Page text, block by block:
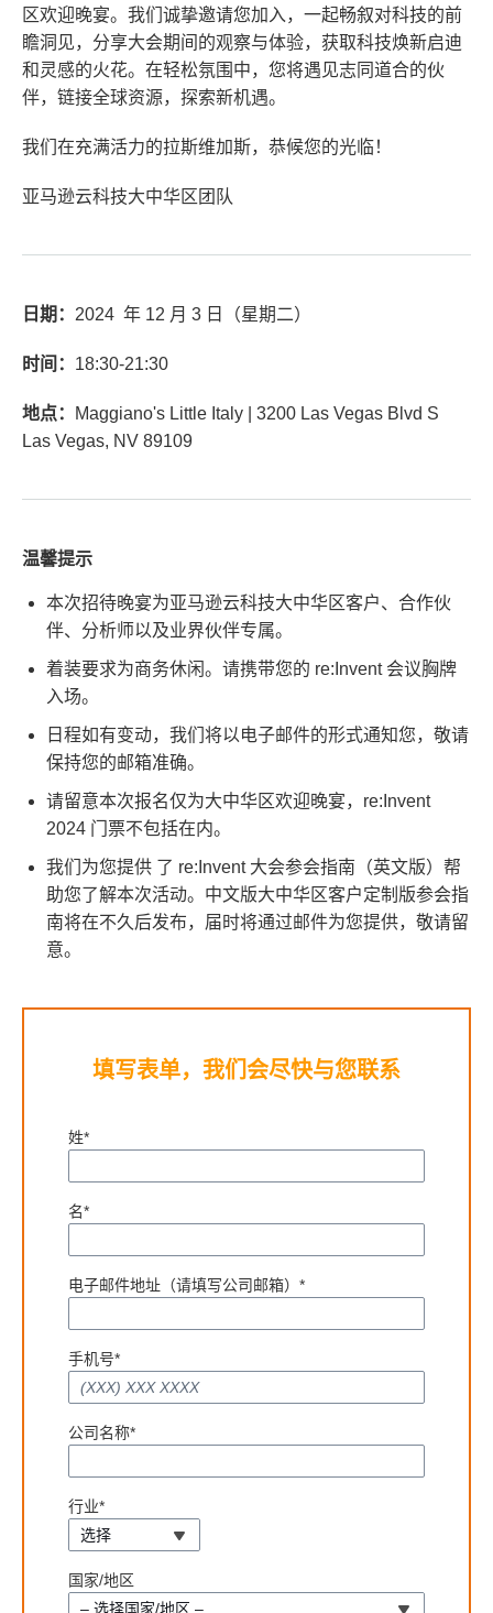
区欢迎晚宴。我们诚挚邀请您加入，一起畅叙对科技的前
瞻洞见，分享大会期间的观察与体验，获取科技焕新启迪
和灵感的火花。在轻松氛围中，您将遇见志同道合的伙
伴，链接全球资源，探索新机遇。
我们在充满活力的拉斯维加斯，恭候您的光临！
亚马逊云科技大中华区团队
日期： 2024 年 12 月 3 日（星期二）
时间： 18:30-21:30
地点：
Maggiano's Little Italy | 3200 Las Vegas Blvd S
Las Vegas, NV 89109
温馨提示
本次招待晚宴为亚马逊云科技大中华区客户、合作伙
伴、分析师以及业界伙伴专属。
着装要求为商务休闲。请携带您的 re:Invent 会议胸牌
入场。
日程如有变动，我们将以电子邮件的形式通知您，敬请
保持您的邮箱准确。
请留意本次报名仅为大中华区欢迎晚宴，re:Invent
2024 门票不包括在内。
我们为您提供 了 re:Invent 大会参会指南（英文版）帮
助您了解本次活动。中文版大中华区客户定制版参会指
南将在不久后发布，届时将通过邮件为您提供，敬请留
意。
填写表单，我们会尽快与您联系
姓*
名*
电子邮件地址（请填写公司邮箱）*
手机号*
公司名称*
行业*
选择
国家/地区
– 选择国家/地区 –